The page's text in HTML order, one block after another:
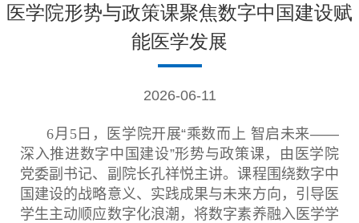
医学院形势与政策课聚焦数字中国建设赋
能医学发展
2026-06-11
6月 5日，医学院开展“乘数而上 智启未来——
深入推进数字中国建设”形势与政策课，由医学院
党委副书记、副院长孔祥悦主讲。课程围绕数字中
国建设的战略意义、实践成果与未来方向，引导医
学生主动顺应数字化浪潮，将数字素养融入医学学